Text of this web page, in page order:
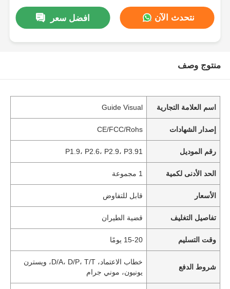
افضل سعر نتحدث الآن
منتوج وصف
اسم العلامة التجارية Guide Visual
إصدار الشهادات CE/FCC/Rohs
رقم الموديل P1.9، P2.6، P2.9، P3.91
الحد الأدنى لكمية 1 مجموعة
الأسعار قابل للتفاوض
تفاصيل التغليف قضية الطيران
وقت التسليم 15-20 يومًا
شروط الدفع
خطاب الاعتماد، D/A، D/P، T/T، ويسترن
يونيون، موني جرام